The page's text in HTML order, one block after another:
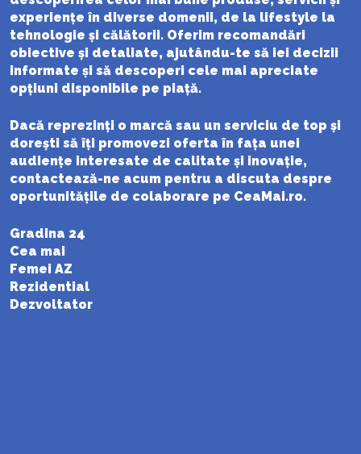
experiențe în diverse domenii, de la lifestyle la
tehnologie și călătorii. Oferim recomandări
obiective și detaliate, ajutându-te să iei decizii
informate și să descoperi cele mai apreciate
opțiuni disponibile pe piață.
Dacă reprezinți o marcă sau un serviciu de top și
dorești să îți promovezi oferta în fața unei
audiențe interesate de calitate și inovație,
contactează-ne acum pentru a discuta despre
oportunitățile de colaborare pe CeaMai.ro.
Gradina 24
Cea mai
Femei AZ
Rezidential
Dezvoltator